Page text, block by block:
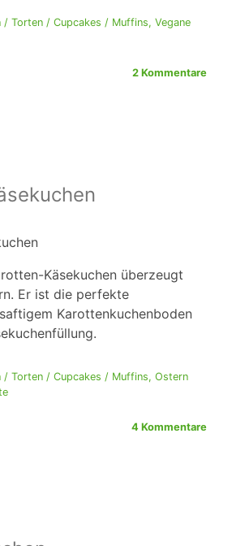
/ Torten / Cupcakes / Muffins, Vegane
2 Kommentare
Käsekuchen überzeugt
Er ist die perfekte
Karottenkuchenboden
/ Torten / Cupcakes / Muffins, Ostern
4 Kommentare